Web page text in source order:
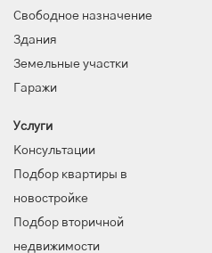
Свободное назначение
Здания
Земельные участки
Гаражи
Услуги
Консультации
Подбор квартиры в
новостройке
Подбор вторичной
недвижимости